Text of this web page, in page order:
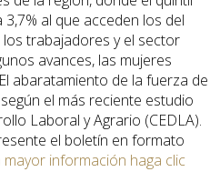
al que acceden los del
trabajadores y el sector
avances, las mujeres
abaratamiento de la fuerza de
el más reciente estudio
Laboral y Agrario (CEDLA).
el boletín en formato
mayor información haga clic